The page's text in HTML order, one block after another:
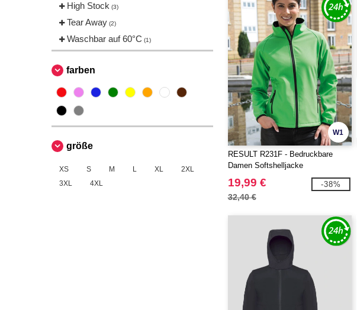
High Stock (3)
Tear Away (2)
Waschbar auf 60°C (1)
farben
größe
XS S M L XL
2XL
3XL
4XL
W1
RESULT R231F - Bedruckbare
Damen Softshelljacke
19,99 €
32,40 €
-38%